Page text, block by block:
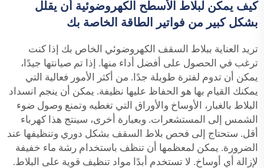
كيف يمكن لبلاط الأسطح الكهروضوئية أن يقلل
بشكل كبير من فواتير الطاقة الخاصة بك
تريد العناية ببلاط السقف الكهروضوئي الخاص بك إذا كنت
ترغب في الحصول على أفضل أداء منها. إذا تم صيانتها جيدًا،
يمكن أن تدوم لفترة طويلة جدًا. من أكثر الأمور فعالية التي
يمكنك القيام بها هو الحفاظ عليها نظيفة. يمكن أن ينجم انسداد
البلاط بالغبار، الأوساخ والأوراق التي تغطيه وتمنع وصول ضوء
الشمس إلى المستشعرات. وبعبارة أخرى، سينتج هذا كهرباء
أقل. ستحتاج إلى فحص بلاط السقف بشكل دوري وتنظيفها عند
الضرورة. يمكن لمعظمها أن تنظف باستخدام رشة ماء خفيفة
لإزالة أي أوساخ. لا تستخدم أبدًا مواد تنظيف قوية على البلاط.